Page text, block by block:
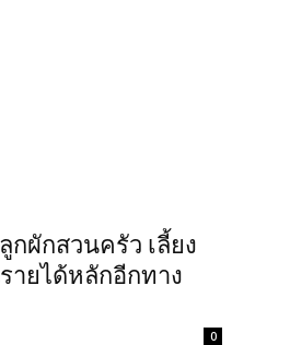
ผักสวนครัว เลี้ยง
ายได้หลักอีกทาง
0